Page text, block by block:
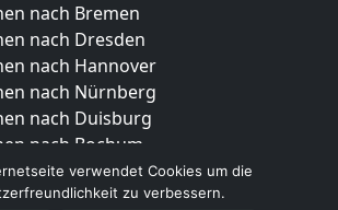
nach Bremen
nach Dresden
nach Hannover
nach Nürnberg
nach Duisburg
nach Bochum
nach Wuppertal
nach Bielefeld
verwendet Cookies um die
zu verbessern.